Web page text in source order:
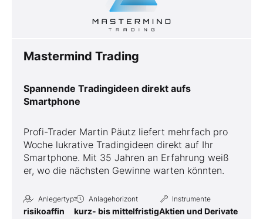
Mastermind Trading
Spannende Tradingideen direkt aufs
Smartphone
Profi-Trader Martin Päutz liefert mehrfach pro
Woche lukrative Tradingideen direkt auf Ihr
Smartphone. Mit 35 Jahren an Erfahrung weiß
er, wo die nächsten Gewinne warten könnten.
Anlegertyp
risikoaffin
Anlagehorizont
kurz- bis mittelfristig
Instrumente
Aktien und Derivate